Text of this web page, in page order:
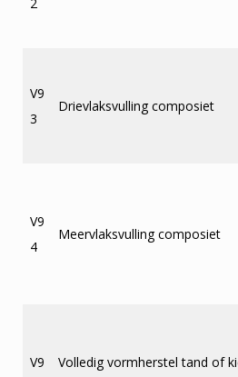
V9
3
Drievlaksvulling composiet
V9
4
Meervlaksvulling composiet
V9
Volledig vormherstel tand of